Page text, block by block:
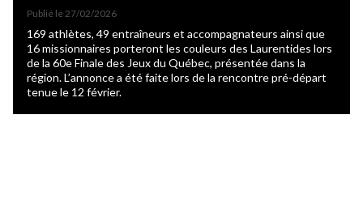
Publié le 27/02/2026
169 athlètes, 49 entraîneurs et accompagnateurs ainsi que
16 missionnaires porteront les couleurs des Laurentides lors
de la 60e Finale des Jeux du Québec, présentée dans la
région. L’annonce a été faite lors de la rencontre pré-départ
tenue le 12 février.